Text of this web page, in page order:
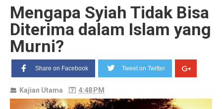
Mengapa Syiah Tidak Bisa
Diterima dalam Islam yang
Murni?
Share on Facebook Tweet on Twitter
Kajian Utama 4:48 PM